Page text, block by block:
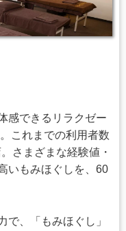
感できるリラクゼー
これまでの利用者数
さまざまな経験値・
いもみほぐしを、60
で、「もみほぐし」